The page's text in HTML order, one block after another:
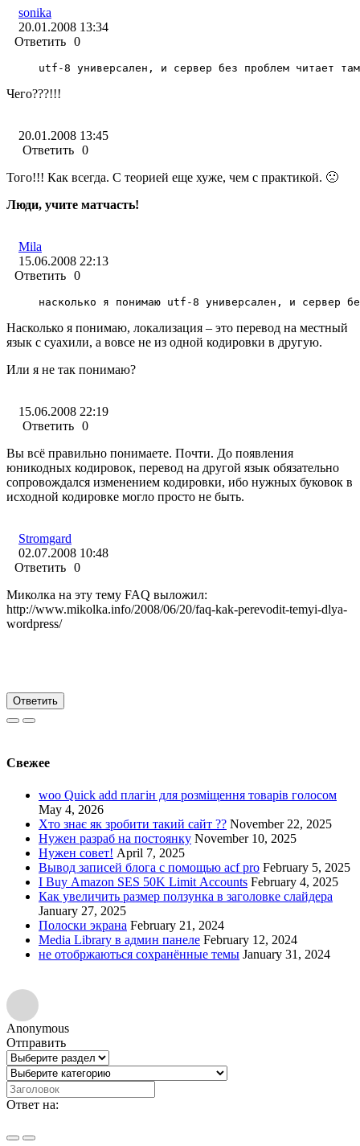
sonika
20.01.2008 13:34
Ответить 0
utf-8 универсален, и сервер без проблем читает
Чего???!!!
20.01.2008 13:45
Ответить 0
Того!!! Как всегда. С теорией еще хуже, чем с практикой. 🙁
Люди, учите матчасть!
Mila
15.06.2008 22:13
Ответить 0
насколько я понимаю utf-8 универсален, и сервер
Насколько я понимаю, локализация – это перевод на местный
язык с суахили, а вовсе не из одной кодировки в другую.
Или я не так понимаю?
15.06.2008 22:19
Ответить 0
Вы всё правильно понимаете. Почти. До появления
юникодных кодировок, перевод на другой язык обязательно
сопровождался изменением кодировки, ибо нужных буковок в
исходной кодировке могло просто не быть.
Stromgard
02.07.2008 10:48
Ответить 0
Миколка на эту тему FAQ выложил:
http://www.mikolka.info/2008/06/20/faq-kak-perevodit-temyi-dlya-
wordpress/
Ответить
Свежее
woo Quick add плагін для розміщення товарів голосом
May 4, 2026
Хто знає як зробити такий сайт ?? November 22, 2025
Нужен разраб на постоянку November 10, 2025
Нужен совет! April 7, 2025
Вывод записей блога с помощью acf pro February 5, 2025
I Buy Amazon SES 50K Limit Accounts February 4, 2025
Как увеличить размер ползунка в заголовке слайдера
January 27, 2025
Полоски экрана February 21, 2024
Media Library в админ панеле February 12, 2024
не отобржаються сохранённые темы January 31, 2024
Anonymous
Отправить
Ответ на: